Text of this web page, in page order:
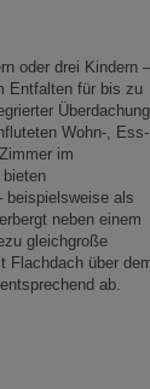
oder drei Kindern –
Entfalten für bis zu
Überdachung
Wohn-, Ess-
im
beispielsweise als
neben einem
gleichgroße
Flachdach über
ab.